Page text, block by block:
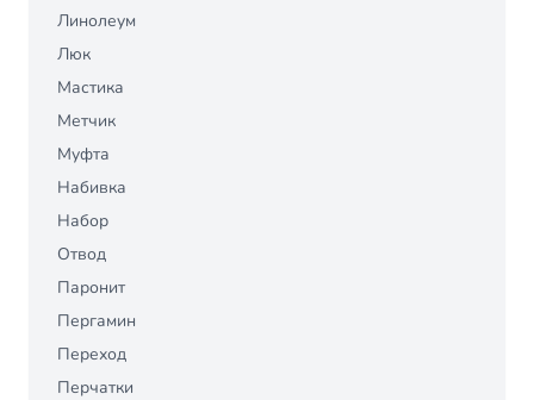
Линолеум
Люк
Мастика
Метчик
Муфта
Набивка
Набор
Отвод
Паронит
Пергамин
Переход
Перчатки